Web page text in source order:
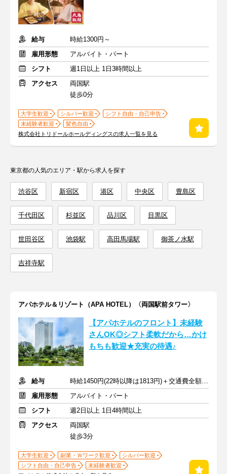
給与
時給1300円～
雇用形態
アルバイト・パート
シフト
週1日以上 1日3時間以上
アクセス
両国駅
徒歩0分
大学生歓迎 シルバー歓迎
シフト自由・自己申告
未経験者歓迎
髪色自由
株式会社トリドールホールディングスの求人一覧を見る
東京都の人気のエリア・駅から求人を探す
渋谷区 新宿区 港区 中央区 豊島区
千代田区 杉並区 品川区 目黒区
世田谷区 池袋駅 高田馬場駅 御茶ノ水駅
吉祥寺駅
アパホテル＆リゾート（APA HOTEL）〈両国駅前タワー〉
【アパホテルのフロント】未経験
さんOK◎シフト柔軟だから…かけ
もちも歓迎★充実の待遇♪
給与
時給1450円(22時以降は1813円)＋交通費全額支給
雇用形態
アルバイト・パート
シフト
週2日以上 1日4時間以上
アクセス
両国駅
徒歩3分
大学生歓迎 副業・Ｗワーク歓迎
シルバー歓迎
シフト自由・自己申告
未経験者歓迎